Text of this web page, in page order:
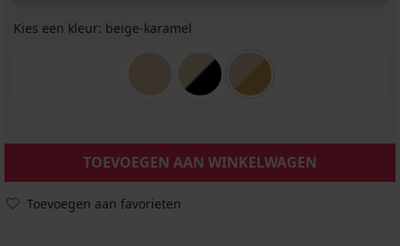
Kies een kleur: beige-karamel
TOEVOEGEN AAN WINKELWAGEN
Toevoegen aan favorieten